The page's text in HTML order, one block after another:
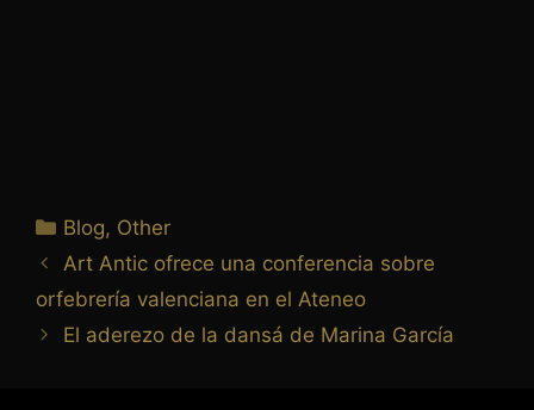
Blog, Other
Art Antic ofrece una conferencia sobre
orfebrería valenciana en el Ateneo
El aderezo de la dansá de Marina García